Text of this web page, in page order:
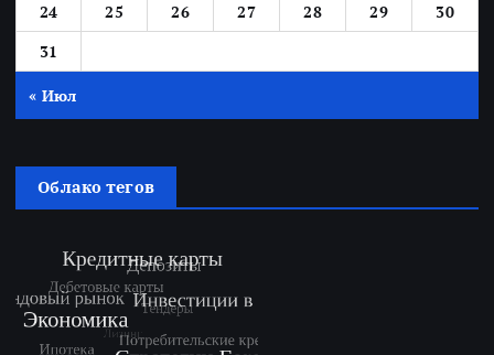
24
25 26 27 28 29
30
31
« Июл
Облако тегов